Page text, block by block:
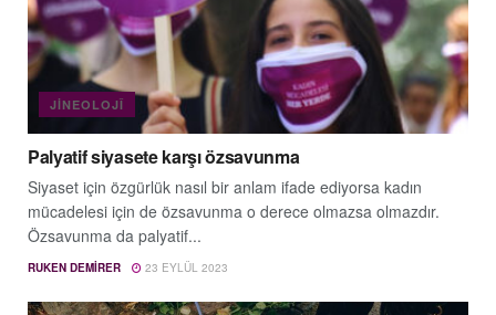
JINEOLOJÎ
Palyatif siyasete karşı özsavunma
Siyaset için özgürlük nasıl bir anlam ifade ediyorsa kadın
mücadelesi için de özsavunma o derece olmazsa olmazdır.
Özsavunma da palyatif...
RUKEN DEMIRER 23 EYLÜL 2023